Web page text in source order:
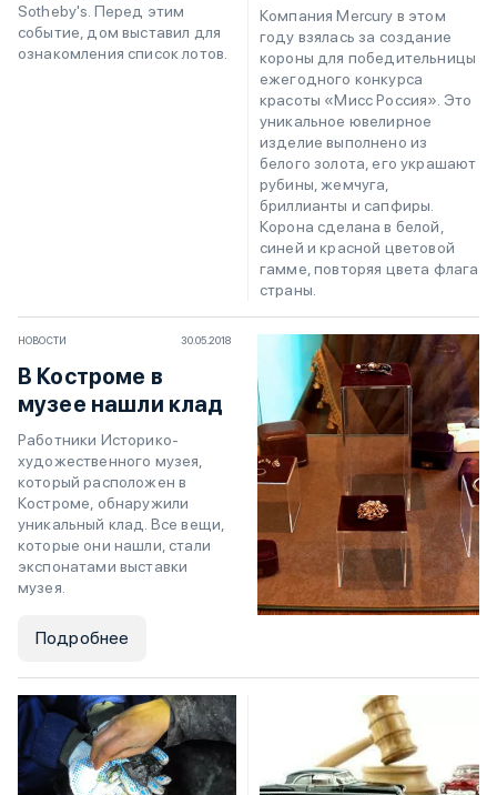
Sotheby's. Перед этим
событие, дом выставил для
ознакомления список лотов.
Компания Mercury в этом
году взялась за создание
короны для победительницы
ежегодного конкурса
красоты «Мисс Россия». Это
уникальное ювелирное
изделие выполнено из
белого золота, его украшают
рубины, жемчуга,
бриллианты и сапфиры.
Корона сделана в белой,
синей и красной цветовой
гамме, повторяя цвета флага
страны.
НОВОСТИ 30.05.2018
В Костроме в
музее нашли клад
Работники Историко-
художественного музея,
который расположен в
Костроме, обнаружили
уникальный клад. Все вещи,
которые они нашли, стали
экспонатами выставки
музея.
Подробнее